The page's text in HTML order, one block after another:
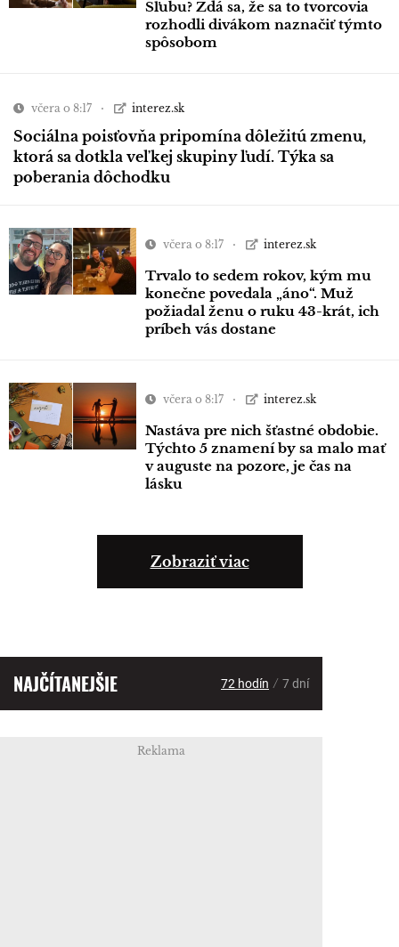
Sľubu? Zdá sa, že sa to tvorcovia
rozhodli divákom naznačiť týmto
spôsobom
včera o 8:17 interez.sk
Sociálna poisťovňa pripomína dôležitú zmenu,
ktorá sa dotkla veľkej skupiny ľudí. Týka sa
poberania dôchodku
včera o 8:17 interez.sk
Trvalo to sedem rokov, kým mu
konečne povedala „áno“. Muž
požiadal ženu o ruku 43-krát, ich
príbeh vás dostane
včera o 8:17 interez.sk
Nastáva pre nich šťastné obdobie.
Týchto 5 znamení by sa malo mať
v auguste na pozore, je čas na
lásku
Zobraziť viac
NAJČÍTANEJŠIE 72 hodín / 7 dní
Reklama